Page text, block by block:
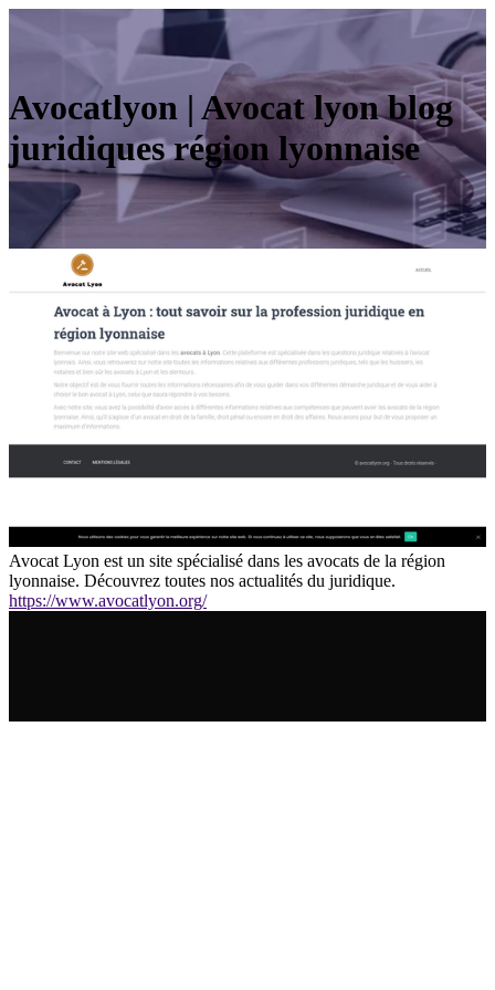
Avocatlyon | Avocat lyon blog
juridiques région lyonnaise
Avocat Lyon est un site spécialisé dans les avocats de la région
lyonnaise. Découvrez toutes nos actualités du juridique.
https://www.avocatlyon.org/